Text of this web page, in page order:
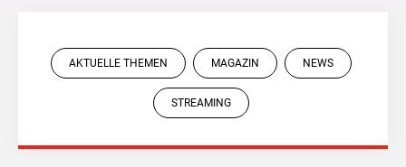
AKTUELLE THEMEN MAGAZIN NEWS
STREAMING